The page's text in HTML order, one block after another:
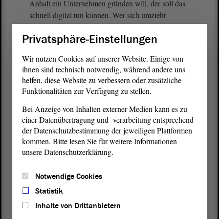
Anhalt ein Unternehmen gründen will, der soll das
schnell digital tun können. Wer sich umzieht
(Lachen bei der FDP - Zuruf von Jörg Bernstein,
Wer umzieht und sich ummelden möchte, der soll
das zu jeder Tag- und Nachtzeit digital tun können.
Genau das gleiche: Wer ein Auto anmeldet, der soll
das auch vom Wohnzimmer aus erledigen können.
Genau dafür ist Digitalisierung die Lösung. Genau
deshalb müssen wir dafür sorgen, dass Prozesse neu
gedacht werden. Gleichzeitig müssen wir
Bürokratieabbau immer im Blick haben. Denn das
letzten Jahren sehr vorangekommen, wenn man das
mit anderen Bundesländern vergleicht. Wir werden
weiter daran arbeiten. Das ist der Auftrag, den wir
Privatsphäre-Einstellungen
Wir nutzen Cookies auf unserer Website. Einige von
ihnen sind technisch notwendig, während andere uns
helfen, diese Website zu verbessern oder zusätzliche
Funktionalitäten zur Verfügung zu stellen.
Bei Anzeige von Inhalten externer Medien kann es zu
einer Datenübertragung und -verarbeitung entsprechend
der Datenschutzbestimmung der jeweiligen Plattformen
kommen. Bitte lesen Sie für weitere Informationen
unsere Datenschutzerklärung.
Notwendige Cookies
Statistik
Inhalte von Drittanbietern